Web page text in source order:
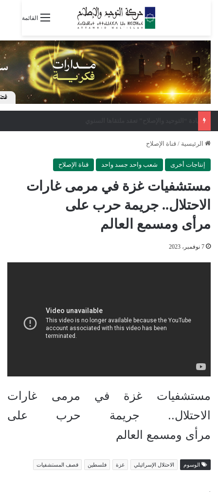
القائمة
الرئيسية / قناة الإصلاح
إنتاجات أخرى شعب واحد جسد واحد قناة الإصلاح
مستشفيات غزة في مرمى غارات
الاحتلال.. جريمة حرب على
مرأى ومسمع العالم
7 نوفمبر، 2023
مستشفيات غزة في مرمى غارات
الاحتلال.. جريمة حرب على
مرأى ومسمع العالم
الوسوم الاحتلال الإسرائيلي غزة فلسطين قصف المستشفيات